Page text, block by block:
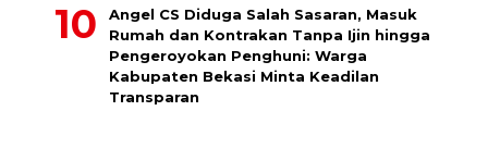
Angel CS Diduga Salah Sasaran, Masuk
Rumah dan Kontrakan Tanpa Ijin hingga
Pengeroyokan Penghuni: Warga
Kabupaten Bekasi Minta Keadilan
Transparan